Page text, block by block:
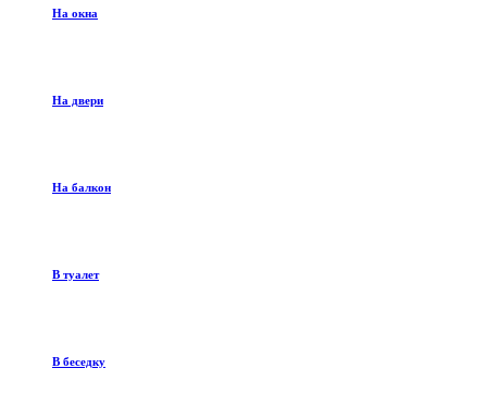
На окна
На двери
На балкон
В туалет
В беседку